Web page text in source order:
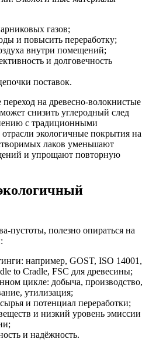
газов;
и повысить переработку;
внутри помещений;
и долговечность
поставок.
на древесно-волокнистые
снизить углеродный след
с традиционными
экологичные покрытия на
лаков уменьшают
и упрощают повторную
пустоты, полезно опираться на
например, GOST, ISO 14001,
to Cradle, FSC для древесины;
цикле: добыча, производство,
утилизация;
и потенциал переработки;
и низкий уровень эмиссии
и надёжность.